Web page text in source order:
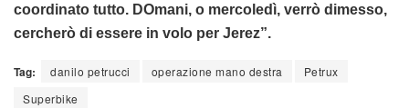
coordinato tutto. DOmani, o mercoledì, verrò dimesso,
cercherò di essere in volo per Jerez”.
Tag: danilo petrucci operazione mano destra
Petrux
Superbike